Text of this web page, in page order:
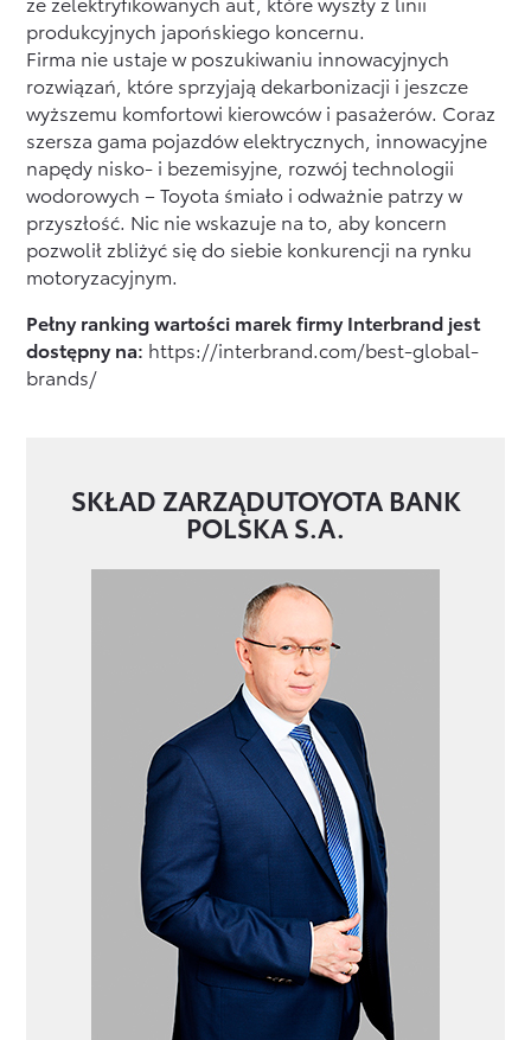
produkcyjnych japońskiego koncernu.
Firma nie ustaje w poszukiwaniu innowacyjnych
rozwiązań, które sprzyjają dekarbonizacji i jeszcze
wyższemu komfortowi kierowców i pasażerów. Coraz
szersza gama pojazdów elektrycznych, innowacyjne
napędy nisko- i bezemisyjne, rozwój technologii
wodorowych – Toyota śmiało i odważnie patrzy w
przyszłość. Nic nie wskazuje na to, aby koncern
pozwolił zbliżyć się do siebie konkurencji na rynku
motoryzacyjnym.
Pełny ranking wartości marek firmy Interbrand jest
dostępny na: https://interbrand.com/best-global-
brands/
SKŁAD ZARZĄDUTOYOTA BANK
POLSKA S.A.